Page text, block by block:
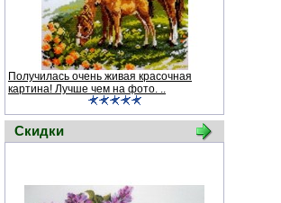
Получилась очень живая красочная
картина! Лучше чем на фото. ..
Скидки